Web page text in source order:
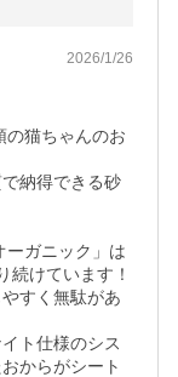
2026/1/26
の猫ちゃんのお
納得できる砂
ーガニック」は
続けています！
すく無駄があ
ト仕様のシス
からがシート